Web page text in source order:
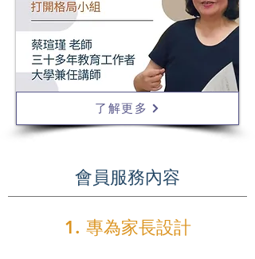
了解更多
會員服務內容
1. 專為家長設計